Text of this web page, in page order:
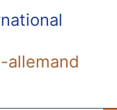
allemand